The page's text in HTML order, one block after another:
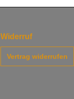
Widerruf
Vertrag widerrufen